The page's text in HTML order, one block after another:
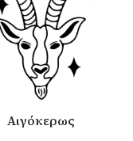
Αιγόκερως